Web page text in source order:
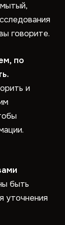
говорите.
по
и
быть
уточнения